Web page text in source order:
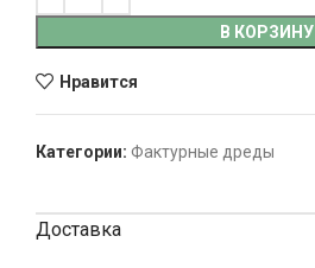
В КОРЗИНУ
Нравится
Категории: Фактурные дреды
Доставка